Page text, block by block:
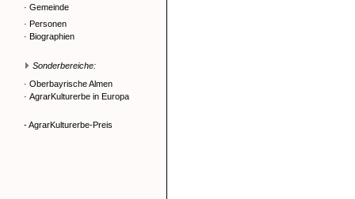
· Gemeinde
· Personen
· Biographien
Sonderbereiche:
· Oberbayrische Almen
· AgrarKulturerbe in Europa
- AgrarKulturerbe-Preis